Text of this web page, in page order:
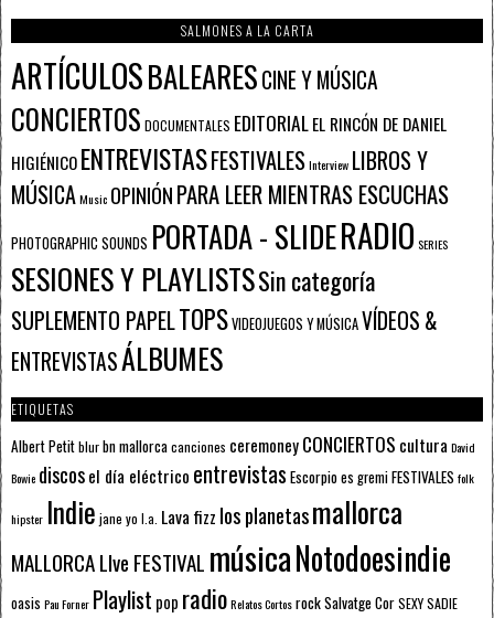
SALMONES A LA CARTA
ARTÍCULOSBALEARESCINE Y MÚSICA
CONCIERTOS DOCUMENTALES EDITORIALEL RINCÓN DE DANIEL
HIGIÉNICOENTREVISTASFESTIVALESInterview LIBROS Y
MÚSICAMusic OPINIÓNPARA LEER MIENTRAS ESCUCHAS
PHOTOGRAPHIC SOUNDS PORTADA - SLIDERADIO SERIES
SESIONES Y PLAYLISTSSin categoría
SUPLEMENTO PAPELTOPSVIDEOJUEGOS Y MÚSICAVÍDEOS &
ENTREVISTASÁLBUMES
ETIQUETAS
Albert Petitblurbn mallorcacanciones ceremoneyCONCIERTOS cultura David
Bowie discosel día eléctrico entrevistas Escorpioes gremiFESTIVALES folk
hipster Indie jane yo l.a. Lava fizz los planetasmallorca
MALLORCA LIve FESTIVAL músicaNotodoesindie
oasis Pau Forner Playlist pop radioRelatos CortosrockSalvatge CorSEXY SADIE